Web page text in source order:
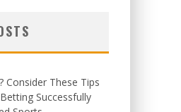
These Tips
Successfully